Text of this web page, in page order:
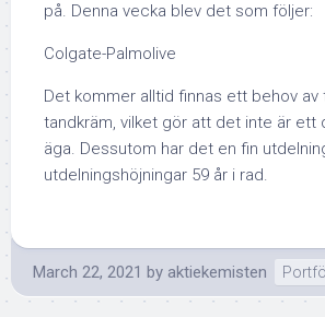
på. Denna vecka blev det som följer:
Colgate-Palmolive
Det kommer alltid finnas ett behov av
tandkräm, vilket gör att det inte är ett
äga. Dessutom har det en fin
utdelningshöjningar 59 år i rad.
March 22, 2021 by aktiekemisten